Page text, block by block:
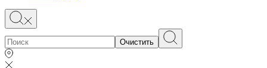
Очистить